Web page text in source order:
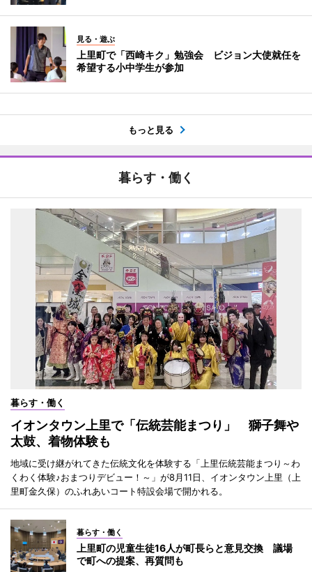
見る・遊ぶ
上里町で「西崎キク」勉強会 ビジョン大使就任を
希望する小中学生が参加
もっと見る
暮らす・働く
暮らす・働く
イオンタウン上里で「伝統芸能まつり」 獅子舞や
太鼓、着物体験も
地域に受け継がれてきた伝統文化を体験する「上里伝統芸能まつり～わ
くわく体験♪おまつりデビュー！～」が8月11日、イオンタウン上里（上
里町金久保）のふれあいコート特設会場で開かれる。
暮らす・働く
上里町の児童生徒16人が町長らと意見交換 議場
で町への提案、再質問も